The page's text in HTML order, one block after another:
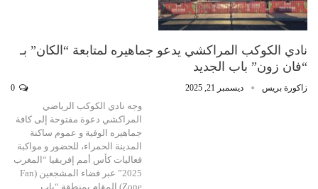
نادي الكوكب المراكشي يدعو جماهيره لمتابعة “الكان” بـ
“فان زون” باب الجديد
زاكورة بريس ديسمبر 21, 2025
وجه نادي الكوكب الرياضي
المراكشي دعوة مفتوحة إلى كافة
جماهيره الوفية و عموم ساكنة
المدينة الحمراء، للحضور و مواكبة
فعاليات كأس أمم إفريقيا “المغرب
2025” عبر فضاء المشجعين (Fan
Zone) المقام بمنطقة “باب